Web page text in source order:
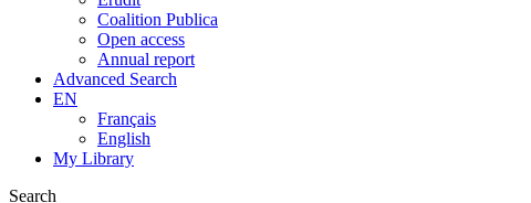
Coalition Publica
Open access
Annual report
Advanced Search
EN
Français
English
My Library
Search